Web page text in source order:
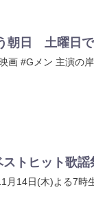
朝日 土曜日で
画 #Gメン 主演の
トヒット歌謡
月14日(木)よる7